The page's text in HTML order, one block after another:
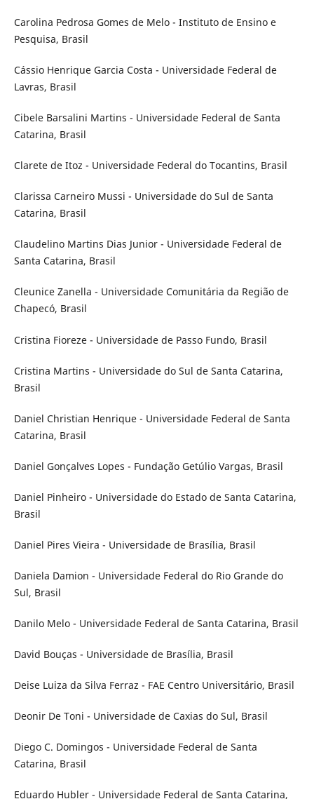
Carolina Pedrosa Gomes de Melo - Instituto de Ensino e
Pesquisa, Brasil
Cássio Henrique Garcia Costa - Universidade Federal de
Lavras, Brasil
Cibele Barsalini Martins - Universidade Federal de Santa
Catarina, Brasil
Clarete de Itoz - Universidade Federal do Tocantins, Brasil
Clarissa Carneiro Mussi - Universidade do Sul de Santa
Catarina, Brasil
Claudelino Martins Dias Junior - Universidade Federal de
Santa Catarina, Brasil
Cleunice Zanella - Universidade Comunitária da Região de
Chapecó, Brasil
Cristina Fioreze - Universidade de Passo Fundo, Brasil
Cristina Martins - Universidade do Sul de Santa Catarina,
Brasil
Daniel Christian Henrique - Universidade Federal de Santa
Catarina, Brasil
Daniel Gonçalves Lopes - Fundação Getúlio Vargas, Brasil
Daniel Pinheiro - Universidade do Estado de Santa Catarina,
Brasil
Daniel Pires Vieira - Universidade de Brasília, Brasil
Daniela Damion - Universidade Federal do Rio Grande do
Sul, Brasil
Danilo Melo - Universidade Federal de Santa Catarina, Brasil
David Bouças - Universidade de Brasília, Brasil
Deise Luiza da Silva Ferraz - FAE Centro Universitário, Brasil
Deonir De Toni - Universidade de Caxias do Sul, Brasil
Diego C. Domingos - Universidade Federal de Santa
Catarina, Brasil
Eduardo Hubler - Universidade Federal de Santa Catarina,